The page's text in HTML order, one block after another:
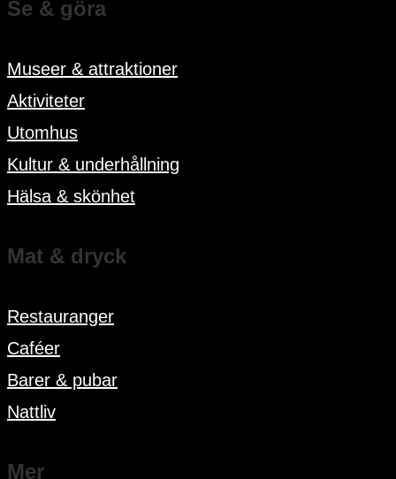
Se & göra
Museer & attraktioner
Aktiviteter
Utomhus
Kultur & underhållning
Hälsa & skönhet
Mat & dryck
Restauranger
Caféer
Barer & pubar
Nattliv
Mer